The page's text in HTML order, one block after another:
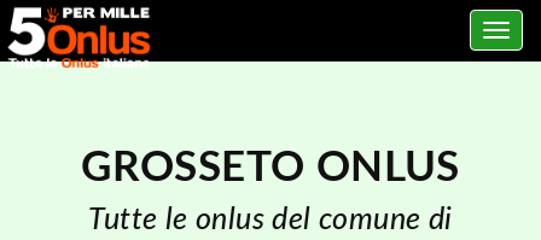
Toggle
GROSSETO ONLUS
Tutte le onlus del comune di